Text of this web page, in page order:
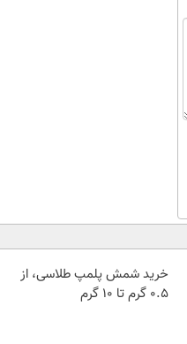
خرید شمش پلمپ طلاسی، از
۰.۵ گرم تا ۱۰ گرم